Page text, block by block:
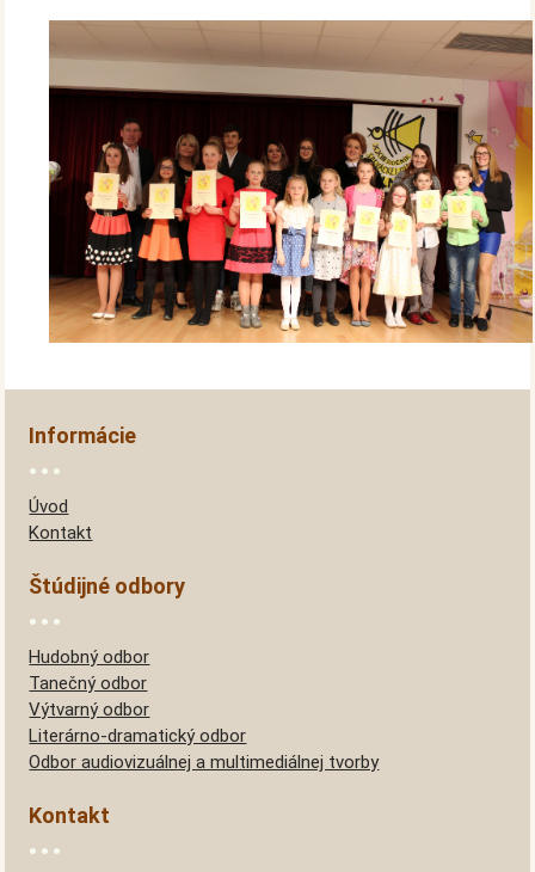
Informácie
Úvod
Kontakt
Štúdijné odbory
Hudobný odbor
Tanečný odbor
Výtvarný odbor
Literárno-dramatický odbor
Odbor audiovizuálnej a multimediálnej tvorby
Kontakt